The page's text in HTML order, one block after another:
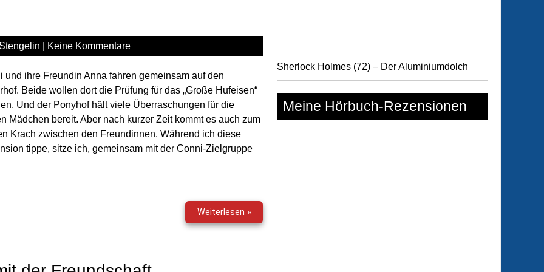
Keine Kommentare
und ihre Freundin Anna fahren gemeinsam auf den
Beide wollen dort die Prüfung für das „Große Hufeisen“
Und der Ponyhof hält viele Überraschungen für die
Mädchen bereit. Aber nach kurzer Zeit kommt es auch zum
Krach zwischen den Freundinnen. Während ich diese
tippe, sitze ich, gemeinsam mit der Conni-Zielgruppe
Weiterlesen »Conni
und
das
Sherlock Holmes (72) – Der Aluminiumdolch
Meine Hörbuch-Rezensionen